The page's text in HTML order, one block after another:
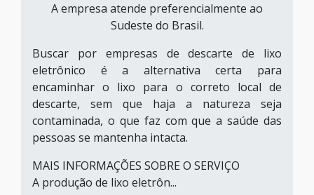
A empresa atende preferencialmente ao
Sudeste do Brasil.
Buscar por empresas de descarte de lixo
eletrônico é a alternativa certa para
encaminhar o lixo para o correto local de
descarte, sem que haja a natureza seja
contaminada, o que faz com que a saúde das
pessoas se mantenha intacta.
MAIS INFORMAÇÕES SOBRE O SERVIÇO
A produção de lixo eletrôn...